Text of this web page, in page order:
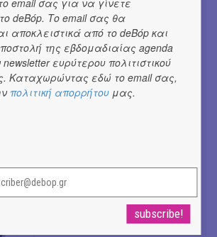
Don't Let Me Be Misunderstood |
Alexandros Livitsanos, Willem
Dafoe, Czech Studio Orchestra |
Από το soundtrack της ταινίας "The
Birthday Party"
#ΝΕΑ
Venceremos | Νέο single + video
από VILLAGERS OF IOANNINA CITY |
deBόp. Το email σας θα
αποκλειστικά από το deBόp και
της εβδομαδιαίας agenda
ευρύτερου πολιτιστικού
Καταχωρώντας εδώ το email σας,
πολιτική απορρήτου μας.